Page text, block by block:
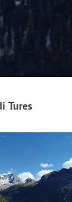
Tures